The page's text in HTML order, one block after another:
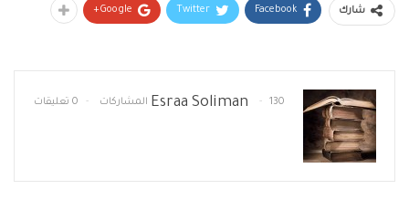
شارك Facebook
Twitter
Google+
Esraa Soliman 130 المشاركات 0 تعليقات